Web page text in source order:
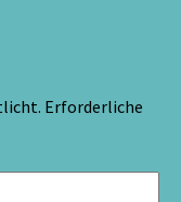
Erforderliche